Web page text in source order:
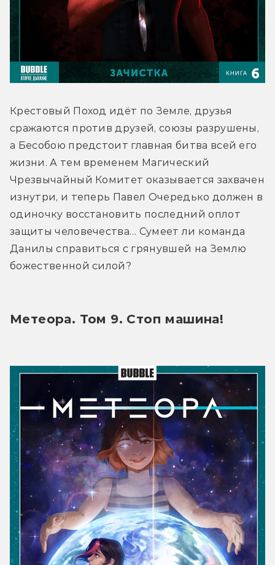
Крестовый Поход идёт по Земле, друзья
сражаются против друзей, союзы разрушены,
а Бесобою предстоит главная битва всей его
жизни. А тем временем Магический
Чрезвычайный Комитет оказывается захвачен
изнутри, и теперь Павел Очередько должен в
одиночку восстановить последний оплот
защиты человечества… Сумеет ли команда
Данилы справиться с грянувшей на Землю
божественной силой?
Метеора. Том 9. Стоп машина!